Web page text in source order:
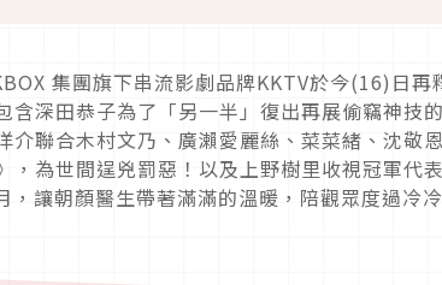
集團旗下串流影劇品牌KKTV於今(16)日
含深田恭子為了「另一半」復出再展偷竊神技
介聯合木村文乃、廣瀨愛麗絲、菜菜緒、沈敬
，為世間逞兇罰惡！以及上野樹里收視冠軍代
讓朝顏醫生帶著滿滿的溫暖，陪觀眾度過冷冷